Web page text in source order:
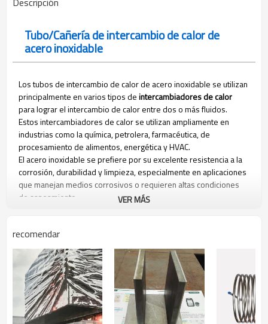
Tubo/Cañería de intercambio de calor de
acero inoxidable
Los tubos de intercambio de calor de acero inoxidable se utilizan
principalmente en varios tipos deintercambiadores de calor
para lograr el intercambio de calor entre dos o más fluidos.
Estos intercambiadores de calor se utilizan ampliamente en
industrias como la química, petrolera, farmacéutica, de
procesamiento de alimentos, energética y HVAC.
El acero inoxidable se prefiere por su excelente resistencia a la
corrosión, durabilidad y limpieza, especialmente en aplicaciones
que manejan medios corrosivos o requieren altas condiciones
de saneamiento.
Tipo de tubo de intercambio de calor
Producto
Tubo de
bobina de
resorte de
acero
inoxidable
Especificación Personalizado
VER MÁS
recomendar